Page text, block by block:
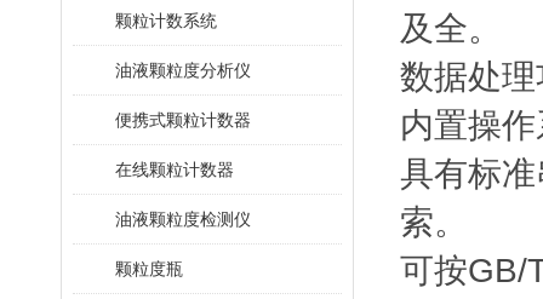
颗粒计数系统
油液颗粒度分析仪
便携式颗粒计数器
在线颗粒计数器
油液颗粒度检测仪
颗粒度瓶
及全。
数据处
内置操
具有标
索。
可按GB/